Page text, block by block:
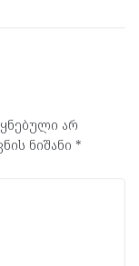
არ
ნიშანი *